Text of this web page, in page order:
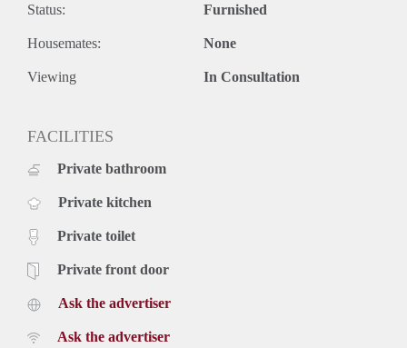
Status: Furnished
Housemates: None
Viewing In Consultation
FACILITIES
Private bathroom
Private kitchen
Private toilet
Private front door
Ask the advertiser
Ask the advertiser